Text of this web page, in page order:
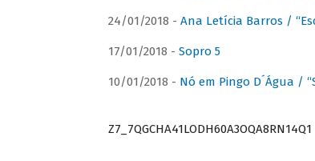
24/01/2018 - Ana Letícia Barros /
17/01/2018 - Sopro 5
10/01/2018 - Nó em Pingo D´Água /
Z7_7QGCHA41LODH60A3OQA8RN14Q1